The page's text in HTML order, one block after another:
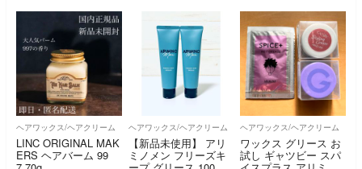
ヘアワックス/ヘアクリーム
LINC ORIGINAL MAK
ERS ヘアバーム 99
ヘアワックス/ヘアクリーム
【新品未使用】 アリ
ミノメン フリーズキ
ヘアワックス/ヘアクリーム
ワックス グリース お
試し ギャツビー スパ